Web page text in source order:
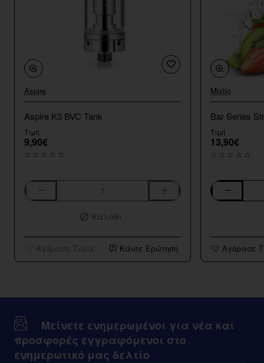
Aspire
Aspire K3 BVC Tank
Τιμή
9,90€
Aspire
Καλάθι
Αγόρασε Τώρα Κάντε Ερώτηση
Mixtio
Bar Series
Τιμή
13,90€
Bar
10ml/120ml
Αγόρασε
Μείνετε ενημερωμένοι για νέα και
προσφορές εγγραφόμενοι στο
ενημερωτικό μας δελτίο